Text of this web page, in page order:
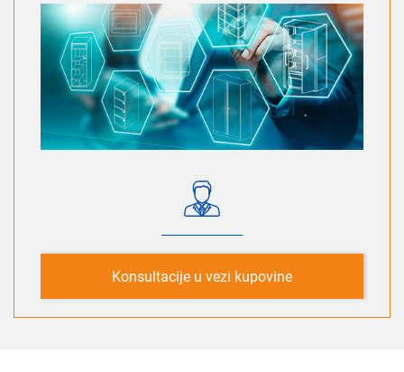
Konsultacije u vezi kupovine